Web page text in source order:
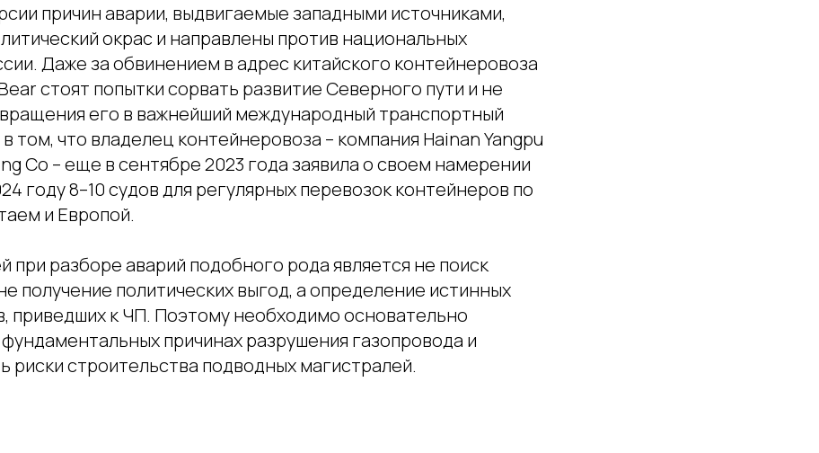
причин аварии, выдвигаемые западными источниками,
окрас и направлены против национальных
Даже за обвинением в адрес китайского контейнеровоза
стоят попытки сорвать развитие Северного пути и не
его в важнейший международный транспортный
том, что владелец контейнеровоза – компания Hainan Yangpu
Co – еще в сентябре 2023 года заявила о своем намерении
году 8–10 судов для регулярных перевозок контейнеров по
и Европой.
при разборе аварий подобного рода является не поиск
получение политических выгод, а определение истинных
приведших к ЧП. Поэтому необходимо основательно
причинах разрушения газопровода и
риски строительства подводных магистралей.